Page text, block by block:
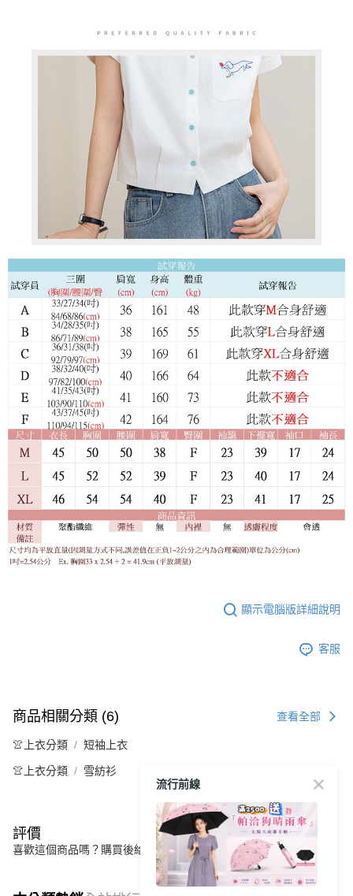
顯示電腦版詳細說明
客服
商品相關分類 (6) 查看全部
👚上衣分類 短袖上衣
👚上衣分類 雪紡衫
評價
喜歡這個商品嗎？購買後給他一個好評吧
流行前線